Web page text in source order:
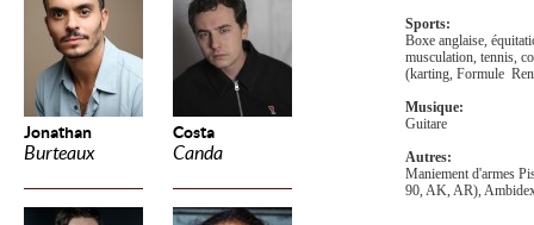
Jonathan
Burteaux
Costa
Canda
Sports:
Boxe anglaise,
musculation, tennis,
(karting, Formule
Musique:
Guitare
Autres:
Maniement d'armes
90, AK, AR),